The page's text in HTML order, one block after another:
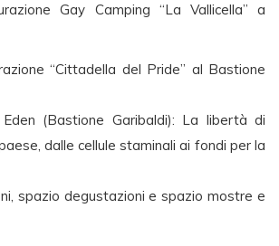
Gay Camping “La Vallicella” a
“Cittadella del Pride” al Bastione
(Bastione Garibaldi): La libertà di
dalle cellule staminali ai fondi per la
spazio degustazioni e spazio mostre e